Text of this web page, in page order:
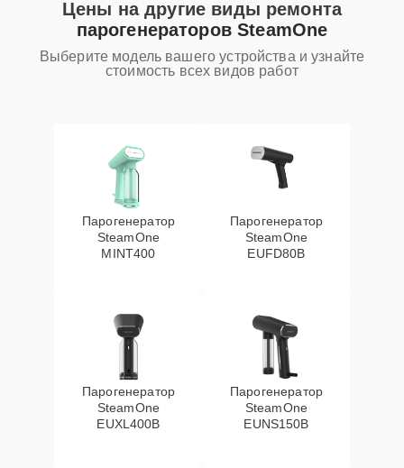
Цены на другие виды ремонта
парогенераторов SteamOne
Выберите модель вашего устройства и узнайте
стоимость всех видов работ
Парогенератор
SteamOne
MINT400
Парогенератор
SteamOne
EUFD80B
Парогенератор
SteamOne
EUXL400B
Парогенератор
SteamOne
EUNS150B